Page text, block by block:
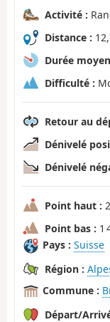
Activité :
Distance :
Durée
Difficulté :
Retour au
Dénivelé
Dénivelé
Point haut :
Point bas : 1
Pays : Suisse
Région :
Commune :
Départ/